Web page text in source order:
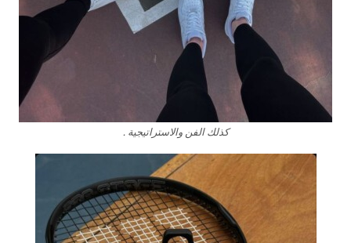
كذلك الفن والاستراتيجية .